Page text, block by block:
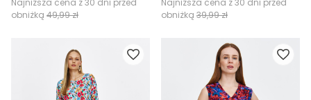
Najniższa cena z 30 dni przed
obniżką 49,99 zł
Najniższa cena z 30 dni przed
obniżką 39,99 zł